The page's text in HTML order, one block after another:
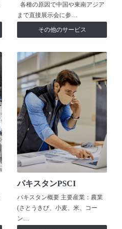
各種の原因で中国や東南アジア
まで直接展示会に参…
その他のサービス
パキスタンPSCI
パキスタン概要 主要産業：農業
(さとうきび、小麦、米、コー
ン…